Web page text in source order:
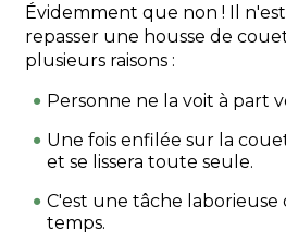
Évidemment que non ! Il
repasser une housse de
plusieurs raisons :
Personne ne la voit à part
Une fois enfilée sur la
et se lissera toute seule.
C'est une tâche
temps.